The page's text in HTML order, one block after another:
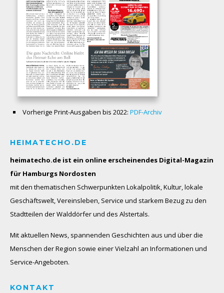
Vorherige Print-Ausgaben bis 2022: PDF-Archiv
HEIMATECHO.DE
heimatecho.de ist ein online erscheinendes Digital-Magazin
für Hamburgs Nordosten
mit den thematischen Schwerpunkten Lokalpolitik, Kultur, lokale
Geschäftswelt, Vereinsleben, Service und starkem Bezug zu den
Stadtteilen der Walddörfer und des Alstertals.
Mit aktuellen News, spannenden Geschichten aus und über die
Menschen der Region sowie einer Vielzahl an Informationen und
Service-Angeboten.
KONTAKT